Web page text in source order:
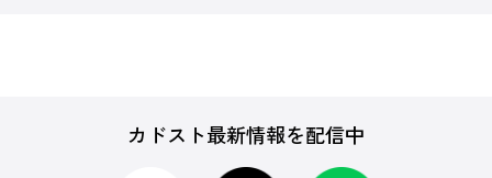
カドスト最新情報を配信中